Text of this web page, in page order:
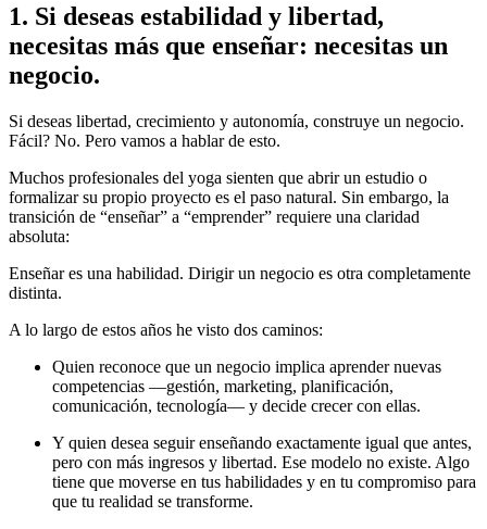
1. Si deseas estabilidad y libertad,
necesitas más que enseñar: necesitas un
negocio.
Si deseas libertad, crecimiento y autonomía, construye un negocio.
Fácil? No. Pero vamos a hablar de esto.
Muchos profesionales del yoga sienten que abrir un estudio o
formalizar su propio proyecto es el paso natural. Sin embargo, la
transición de “enseñar” a “emprender” requiere una claridad
absoluta:
Enseñar es una habilidad. Dirigir un negocio es otra completamente
distinta.
A lo largo de estos años he visto dos caminos:
Quien reconoce que un negocio implica aprender nuevas
competencias —gestión, marketing, planificación,
comunicación, tecnología— y decide crecer con ellas.
Y quien desea seguir enseñando exactamente igual que antes,
pero con más ingresos y libertad. Ese modelo no existe. Algo
tiene que moverse en tus habilidades y en tu compromiso para
que tu realidad se transforme.